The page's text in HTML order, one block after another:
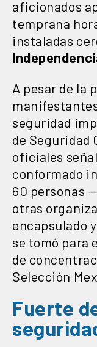
aficionados
temprana
instaladas
A pesar de la
seguridad
de Seguridad
oficiales
conformado
60 personas
otras
encapsulado
se tomó para
de
Selección
Fuerte